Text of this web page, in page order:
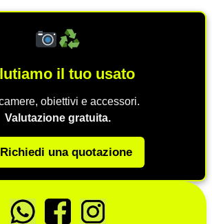
il tuo usato
obiettivi e accessori.
Valutazione gratuita.
Richiedi una quotazione